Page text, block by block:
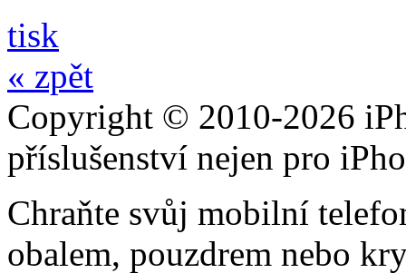
tisk
« zpět
Copyright © 2010-2026
příslušenství nejen pro
Chraňte svůj mobilní
obalem, pouzdrem nebo